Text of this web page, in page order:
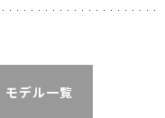
モデル一覧